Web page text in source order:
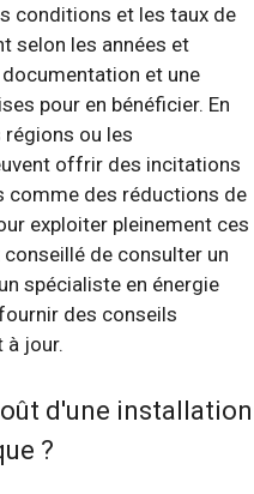
conditions et les taux de
selon les années et
et une
pour en bénéficier. En
régions ou les
offrir des incitations
comme des réductions de
exploiter pleinement ces
de consulter un
spécialiste en énergie
des conseils
à jour.
d'une installation
?